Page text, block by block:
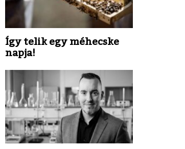
Így telik egy méhecske
napja!